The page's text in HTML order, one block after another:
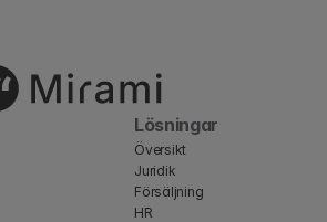
Lösningar
Översikt
Juridik
Försäljning
HR